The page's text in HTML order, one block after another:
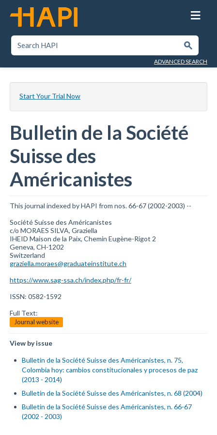
to
content
SEARCH HAPI
Submit
ADVANCED SEARCH
Start Your Trial Now
Bulletin de la Société
Suisse des
Américanistes
This journal indexed by HAPI from nos. 66-67 (2002-2003) --
Société Suisse des Américanistes
c/o MORAES SILVA, Graziella
IHEID Maison de la Paix, Chemin Eugène-Rigot 2
Geneva, CH-1202
Switzerland
graziella.moraes@graduateinstitute.ch
https://www.sag-ssa.ch/index.php/fr-fr/
ISSN: 0582-1592
Full Text:
Journal website
View by issue
Bulletin de la Société Suisse des Américanistes, n. 75,
Colombia hoy: cambios constitucionales y procesos de paz
(2013 - 2014)
Bulletin de la Société Suisse des Américanistes, n. 68 (2004)
Bulletin de la Société Suisse des Américanistes, n. 66-67
(2002 - 2003)